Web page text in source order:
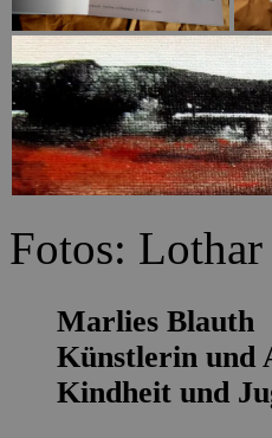
Fotos: Lothar
Marlies Blauth
Künstlerin und
Kindheit und